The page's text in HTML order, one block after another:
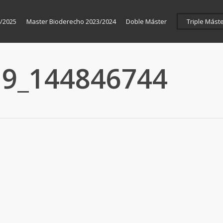
Master Bioderecho 2023/2024 Doble Máster Triple